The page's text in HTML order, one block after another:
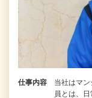
仕事内容
当社はマ
員とは、